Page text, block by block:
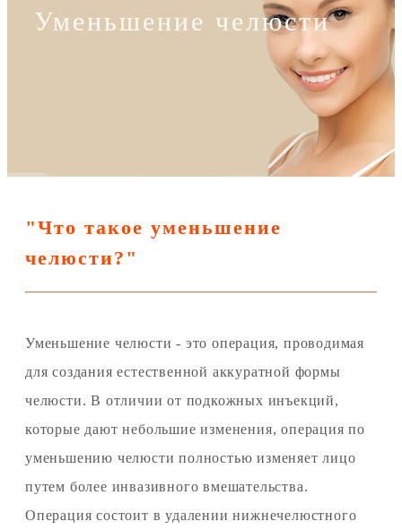
Уменьшение челюсти
"Что такое уменьшение
челюсти?"
Уменьшение челюсти - это операция, проводимая
для создания естественной аккуратной формы
челюсти. В отличии от подкожных инъекций,
которые дают небольшие изменения, операция по
уменьшению челюсти полностью изменяет лицо
путем более инвазивного вмешательства.
Операция состоит в удалении нижнечелюстного